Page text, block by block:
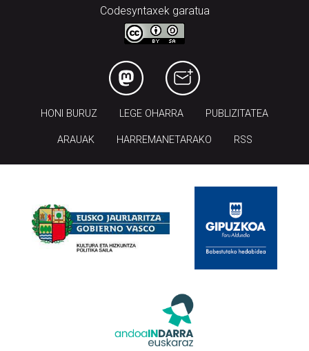
Codesyntaxek garatua
HONI BURUZ LEGE OHARRA PUBLIZITATEA
ARAUAK HARREMANETARAKO RSS